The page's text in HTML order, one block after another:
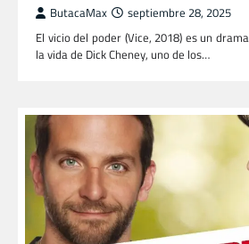
ButacaMax septiembre 28, 2025
El vicio del poder (Vice, 2018) es un
la vida de Dick Cheney, uno de los…